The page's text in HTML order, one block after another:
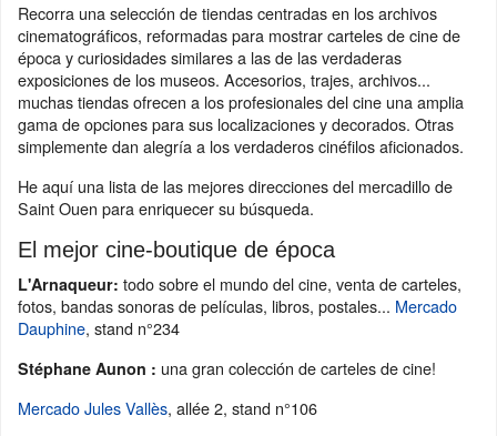
Recorra una selección de tiendas centradas en los archivos
cinematográficos, reformadas para mostrar carteles de cine de
época y curiosidades similares a las de las verdaderas
exposiciones de los museos. Accesorios, trajes, archivos...
muchas tiendas ofrecen a los profesionales del cine una amplia
gama de opciones para sus localizaciones y decorados. Otras
simplemente dan alegría a los verdaderos cinéfilos aficionados.
He aquí una lista de las mejores direcciones del mercadillo de
Saint Ouen para enriquecer su búsqueda.
El mejor cine-boutique de época
L'Arnaqueur: todo sobre el mundo del cine, venta de carteles,
fotos, bandas sonoras de películas, libros, postales... Mercado
Dauphine, stand n°234
Stéphane Aunon : una gran colección de carteles de cine!
Mercado Jules Vallès, allée 2, stand n°106